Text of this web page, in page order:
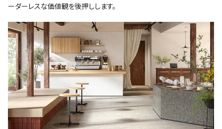
ーダーレスな価値観を後押しします。